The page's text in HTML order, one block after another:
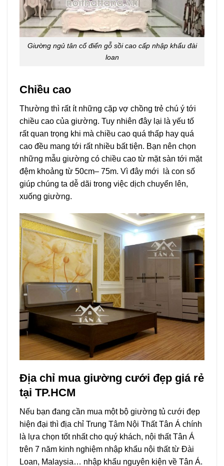
Giường ngủ tân cổ điển gỗ sồi cao cấp nhập khẩu đài
loan
Chiều cao
Thường thì rất ít những cặp vợ chồng trẻ chú ý tới
chiều cao của giường. Tuy nhiên đây lại là yếu tố
rất quan trọng khi mà chiều cao quá thấp hay quá
cao đều mang tới rất nhiều bất tiện. Bạn nên chọn
những mẫu giường có chiều cao từ mặt sàn tới mặt
đệm khoảng từ 50cm– 75m. Vì đây mới là con số
giúp chúng ta dễ dãi trong việc dịch chuyển lên,
xuống giường.
Địa chỉ mua giường cưới đẹp giá rẻ
tại TP.HCM
Nếu bạn đang cần mua một bộ giường tủ cưới đẹp
hiện đại thì địa chỉ Trung Tâm Nội Thất Tân Á chính
là lựa chọn tốt nhất cho quý khách, nội thất Tân Á
trên 7 năm kinh nghiệm nhập khẩu nội thất từ Đài
Loan, Malaysia… nhập khẩu nguyên kiện về Tân Á.